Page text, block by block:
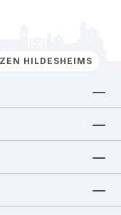
HILDESHEIMS